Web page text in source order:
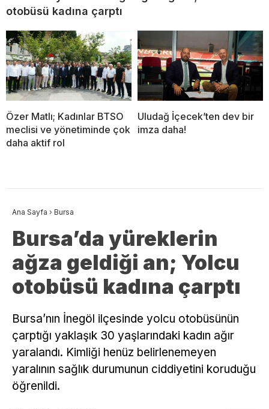
otobüsü kadına çarptı
Özer Matlı; Kadınlar BTSO
meclisi ve yönetiminde çok
daha aktif rol
Uludağ İçecek’ten dev bir
imza daha!
Ana Sayfa › Bursa
Bursa’da yüreklerin
ağza geldiği an; Yolcu
otobüsü kadına çarptı
Bursa’nın İnegöl ilçesinde yolcu otobüsünün
çarptığı yaklaşık 30 yaşlarındaki kadın ağır
yaralandı. Kimliği henüz belirlenemeyen
yaralının sağlık durumunun ciddiyetini koruduğu
öğrenildi.